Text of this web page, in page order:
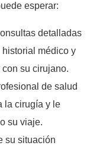
esperar:
detalladas
historial médico y
su cirujano.
de salud
la cirugía y le
su viaje.
su situación